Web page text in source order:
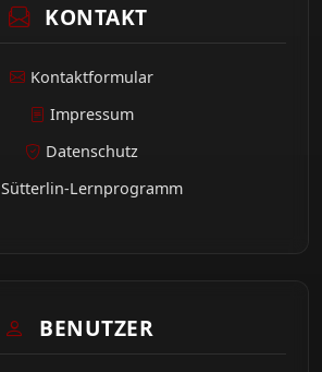
KONTAKT
Kontaktformular
Impressum
Datenschutz
Sütterlin-Lernprogramm
BENUTZER